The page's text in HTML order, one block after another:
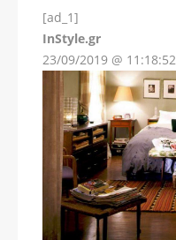
[ad_1]
InStyle.gr
23/09/2019 @ 11:18:52